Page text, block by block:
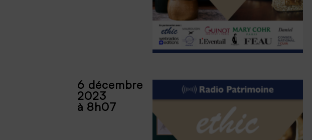
6 décembre
2023
à 8h07